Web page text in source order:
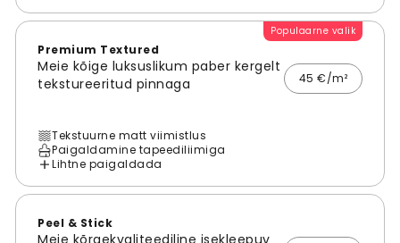
Populaarne valik
Premium Textured
Meie kõige luksuslikum paber kergelt
tekstureeritud pinnaga
45 €/m²
Tekstuurne matt viimistlus
Paigaldamine tapeediliimiga
Lihtne paigaldada
Peel & Stick